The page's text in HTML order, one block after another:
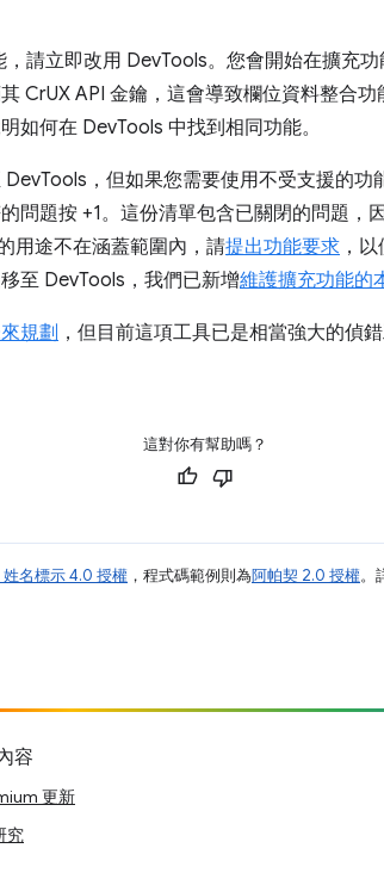
請立即改用 DevTools。您會開始在擴充
CrUX API 金鑰，這會導致欄位資料整合
明如何在 DevTools 中找到相同功能。
，但如果您需要使用不受支援的功
問題按 +1。這份清單包含已關閉的問題，
用途不在涵蓋範圍內，請提出功能要求 ，
至 DevTools，我們已新增維護擴充功能的
規劃 ，但目前這項工具已是相當強大的偵
這對你有幫助嗎？
名標示 4.0 授權 ，程式碼範例則為阿帕契 2.0 授權。
容
更新
究